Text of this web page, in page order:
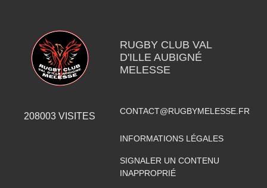
208003 VISITES
RUGBY CLUB VAL
D'ILLE AUBIGNÉ
MELESSE
CONTACT@RUGBYMELESSE.FR
INFORMATIONS LÉGALES
SIGNALER UN CONTENU
INAPPROPRIÉ